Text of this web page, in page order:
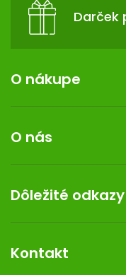
Darček
O nákupe
Reklamácia a vrátenie
Doprava a platba
Darček k nákupu
O nás
Kontakt
Dermocentrum
Dôležité odkazy
Rozhodnutie na
Kontakt